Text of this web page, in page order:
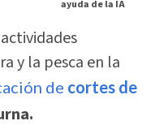
ayuda de la IA
y la pesca en la
de cortes de